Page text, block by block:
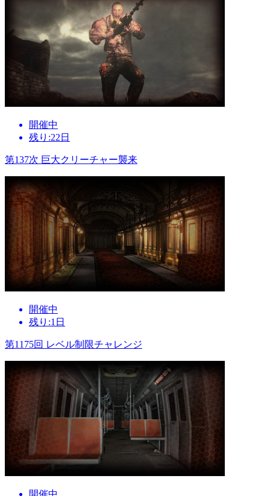
開催中
残り:22日
第137次 巨大クリーチャー襲来
開催中
残り:1日
第1175回 レベル制限チャレンジ
開催中